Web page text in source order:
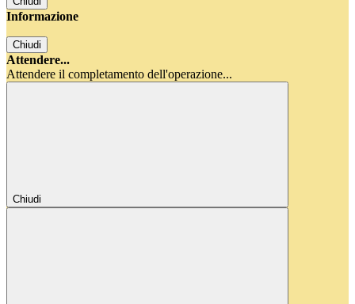
Informazione
Chiudi
Attendere...
Attendere il completamento dell'operazione...
Chiudi